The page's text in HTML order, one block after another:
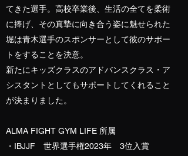
てきた選手。高校卒業後、生活の全てを柔術
に捧げ、その真摯に向き合う姿に魅せられた
堀は青木選手のスポンサーとして彼のサポー
トをすることを決意。
​新たにキッズクラスのアドバンスクラス・ア
シスタントとしてもサポートしてくれること
が決まりました。
ALMA FIGHT GYM LIFE 所属
・IBJJF 世界選手権2023年 3位入賞